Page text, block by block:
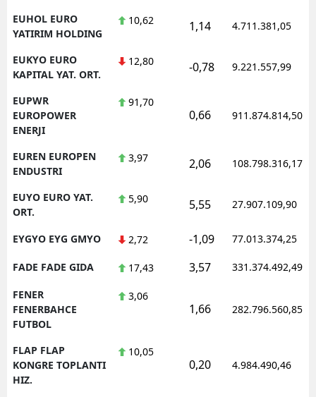
EUHOL EURO
YATIRIM HOLDING
10,62 1,14 4.711.381,05
EUKYO EURO
KAPITAL YAT. ORT.
12,80 -0,78 9.221.557,99
EUPWR
EUROPOWER
ENERJI
91,70
0,66 911.874.814,50
EUREN EUROPEN
ENDUSTRI
3,97 2,06 108.798.316,17
EUYO EURO YAT.
ORT.
5,90 5,55 27.907.109,90
EYGYO EYG GMYO 2,72 -1,09 77.013.374,25
FADE FADE GIDA 17,43 3,57 331.374.492,49
FENER
FENERBAHCE
FUTBOL
3,06
1,66 282.796.560,85
FLAP FLAP
KONGRE TOPLANTI
HIZ.
10,05
0,20 4.984.490,46